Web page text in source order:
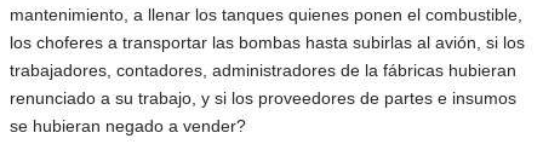
mantenimiento, a llenar los tanques quienes ponen el combustible,
los choferes a transportar las bombas hasta subirlas al avión, si los
trabajadores, contadores, administradores de la fábricas hubieran
renunciado a su trabajo, y si los proveedores de partes e insumos
se hubieran negado a vender?